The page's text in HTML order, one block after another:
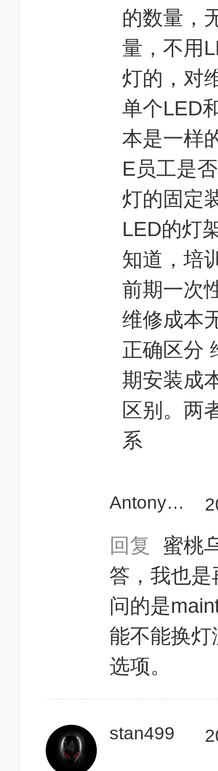
的数量，
量，不用
灯的，对
单个LED
本是一样
E员工是
灯的固定
LED的灯
知道，培
前期一次
维修成本
正确区分
期安装成
区别。两
系
AntonyYang
回复
蜜桃
答，我也
问的是
能不能换
选项。
stan499